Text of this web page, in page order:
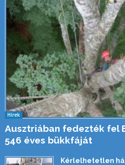
Hírek
Ausztriában fedezték fel
546 éves bükkfáját
Kérlelhetetlen